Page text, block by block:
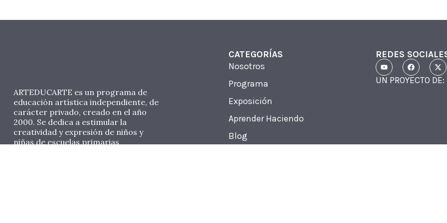
ARTEDUCARTE es un programa de
educación artística independiente, de
carácter privado, creado en el año
2000. Se dedica a estimular la
creatividad y expresión de niños y
niñas de escuelas primarias
CATEGORÍAS
Nosotros
Programa
Exposición
Aprender Haciendo
Blog
REDES
UN PROYECTO DE: